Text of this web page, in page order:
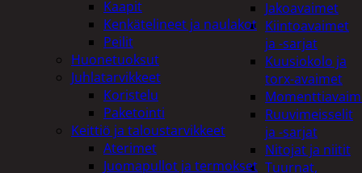
Jakoavaimet
Kiintoavaimet
ja -sarjat
Kuusiokolo ja
torx-avaimet
Ruuvimeisselit
ja -sarjat
Nitojat ja niitit
Tuurnat,
Kaapit
Kenkätelineet ja naulakot
Peilit
Huonetuoksut
Juhlatarvikkeet
Koristelu
Paketointi
Keittiö ja taloustarvikkeet
Aterimet
Juomapullot ja termokset